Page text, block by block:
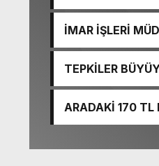
İMAR İŞLERİ
TEPKİLER
ARADAKİ 170 TL